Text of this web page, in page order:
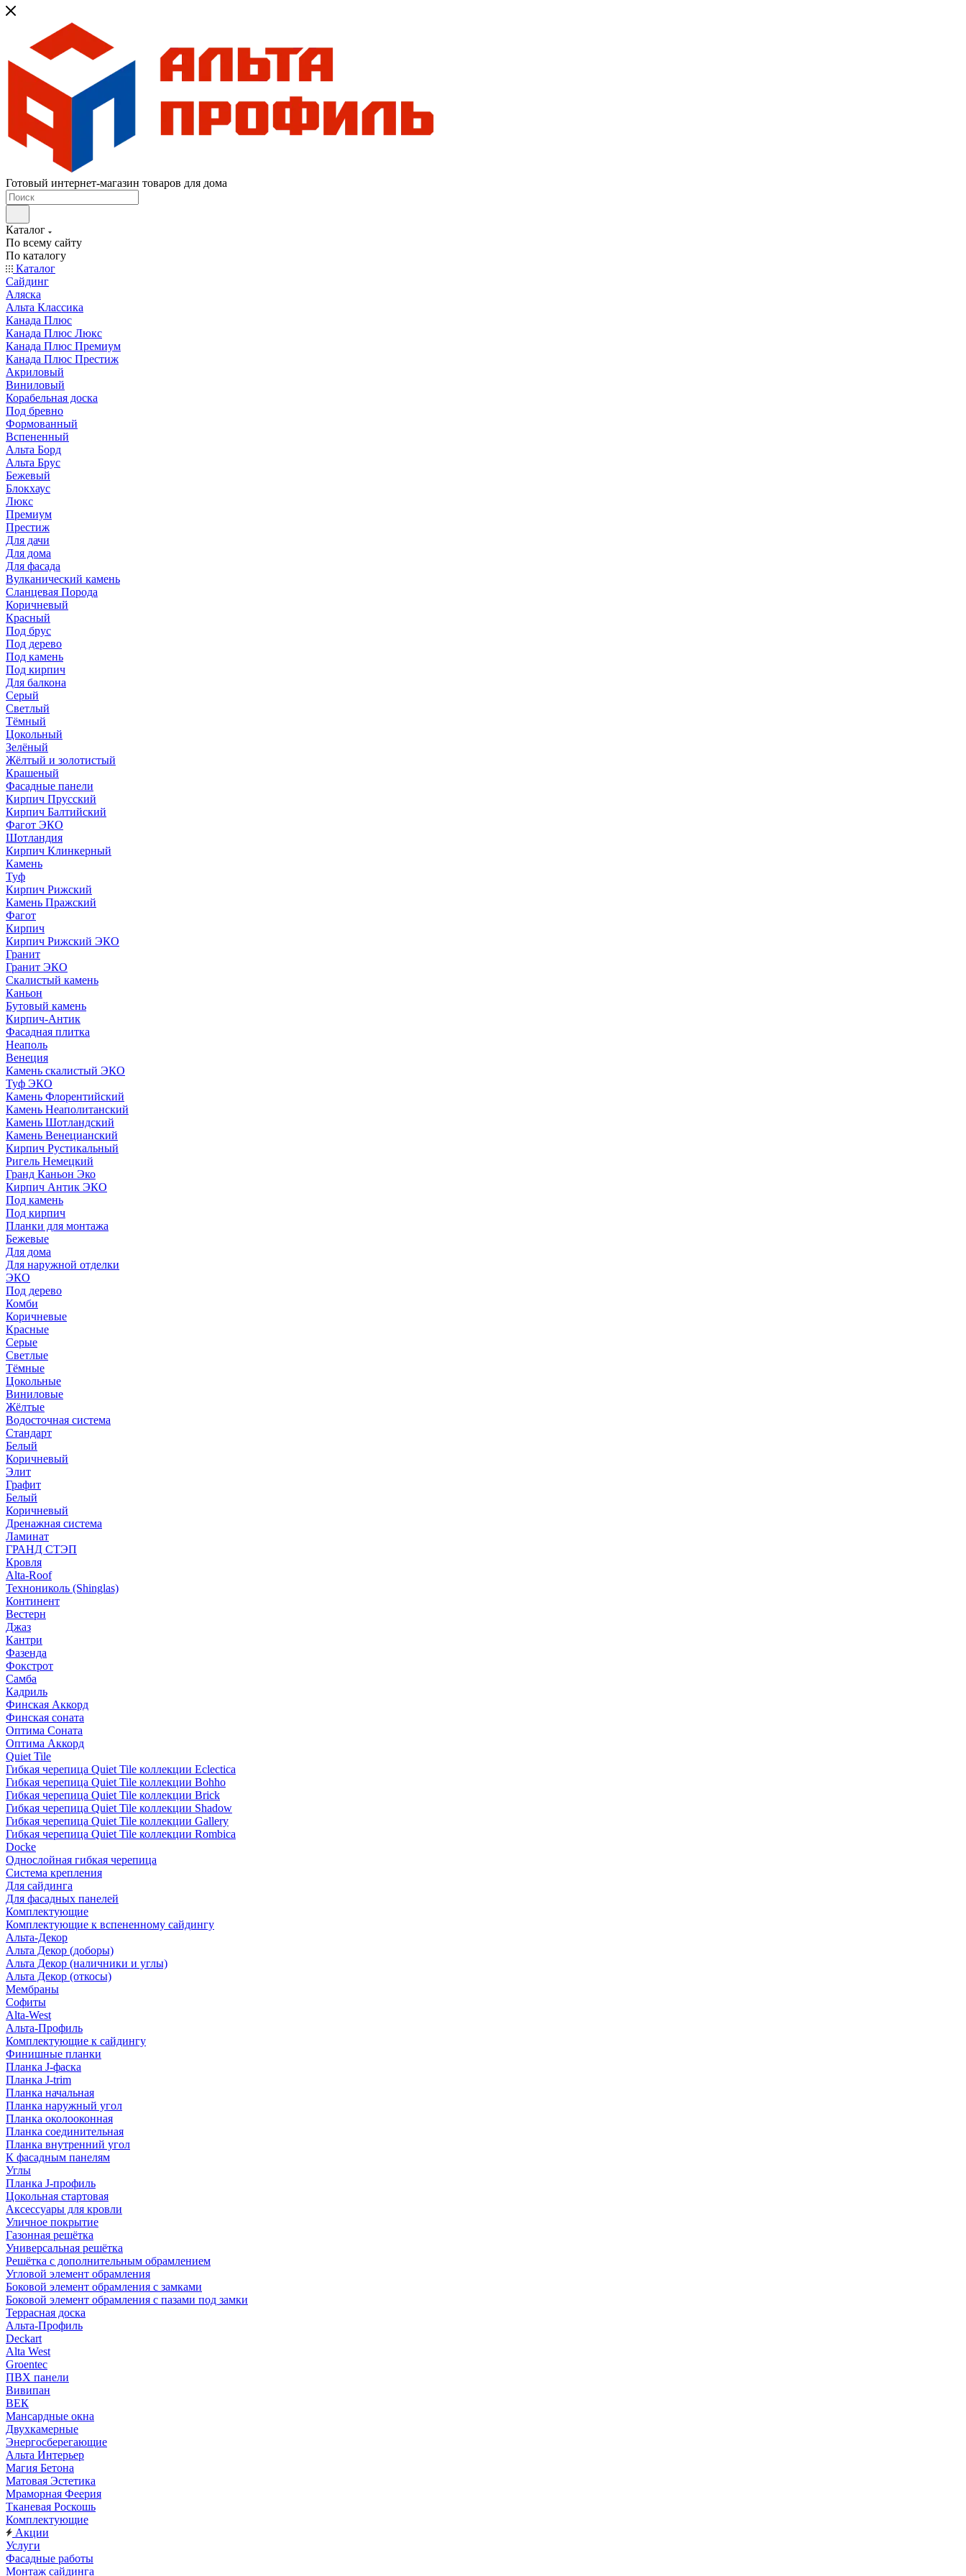
Готовый интернет-магазин товаров для дома
Каталог
По всему сайту
По каталогу
Каталог
Сайдинг
Аляска
Альта Классика
Канада Плюс
Канада Плюс Люкс
Канада Плюс Премиум
Канада Плюс Престиж
Акриловый
Виниловый
Корабельная доска
Под бревно
Формованный
Вспененный
Альта Борд
Альта Брус
Бежевый
Блокхаус
Люкс
Премиум
Престиж
Для дачи
Для дома
Для фасада
Вулканический камень
Сланцевая Порода
Коричневый
Красный
Под брус
Под дерево
Под камень
Под кирпич
Для балкона
Серый
Светлый
Тёмный
Цокольный
Зелёный
Жёлтый и золотистый
Крашеный
Фасадные панели
Кирпич Прусский
Кирпич Балтийский
Фагот ЭКО
Шотландия
Кирпич Клинкерный
Камень
Туф
Кирпич Рижский
Камень Пражский
Фагот
Кирпич
Кирпич Рижский ЭКО
Гранит
Гранит ЭКО
Скалистый камень
Каньон
Бутовый камень
Кирпич-Антик
Фасадная плитка
Неаполь
Венеция
Камень скалистый ЭКО
Туф ЭКО
Камень Флорентийский
Камень Неаполитанский
Камень Шотландский
Камень Венецианский
Кирпич Рустикальный
Ригель Немецкий
Гранд Каньон Эко
Кирпич Антик ЭКО
Под камень
Под кирпич
Планки для монтажа
Бежевые
Для дома
Для наружной отделки
ЭКO
Под дерево
Комби
Коричневые
Красные
Серые
Светлые
Тёмные
Цокольные
Виниловые
Жёлтые
Водосточная система
Стандарт
Белый
Коричневый
Элит
Графит
Белый
Коричневый
Дренажная система
Ламинат
ГРАНД СТЭП
Кровля
Alta-Roof
Технониколь (Shinglas)
Континент
Вестерн
Джаз
Кантри
Фазенда
Фокстрот
Самба
Кадриль
Финская Аккорд
Финская соната
Оптима Соната
Оптима Аккорд
Quiet Tile
Гибкая черепица Quiet Tile коллекции Eclectica
Гибкая черепица Quiet Tile коллекции Bohho
Гибкая черепица Quiet Tile коллекции Brick
Гибкая черепица Quiet Tile коллекции Shadow
Гибкая черепица Quiet Tile коллекции Gallery
Гибкая черепица Quiet Tile коллекции Rombica
Docke
Однослойная гибкая черепица
Система крепления
Для сайдинга
Для фасадных панелей
Комплектующие
Комплектующие к вспененному сайдингу
Альта-Декор
Альта Декор (доборы)
Альта Декор (наличники и углы)
Альта Декор (откосы)
Мембраны
Софиты
Alta-West
Альта-Профиль
Комплектующие к сайдингу
Финишные планки
Планка J-фаска
Планка J-trim
Планка начальная
Планка наружный угол
Планка околооконная
Планка соединительная
Планка внутренний угол
К фасадным панелям
Углы
Планка J-профиль
Цокольная стартовая
Аксессуары для кровли
Уличное покрытие
Газонная решётка
Универсальная решётка
Решётка с дополнительным обрамлением
Угловой элемент обрамления
Боковой элемент обрамления с замками
Боковой элемент обрамления с пазами под замки
Террасная доска
Альта-Профиль
Deckart
Alta West
Groentec
ПВХ панели
Вивипан
ВЕК
Мансардные окна
Двухкамерные
Энергосберегающие
Альта Интерьер
Магия Бетона
Матовая Эстетика
Мраморная Феерия
Тканевая Роскошь
Комплектующие
Акции
Услуги
Фасадные работы
Монтаж сайдинга